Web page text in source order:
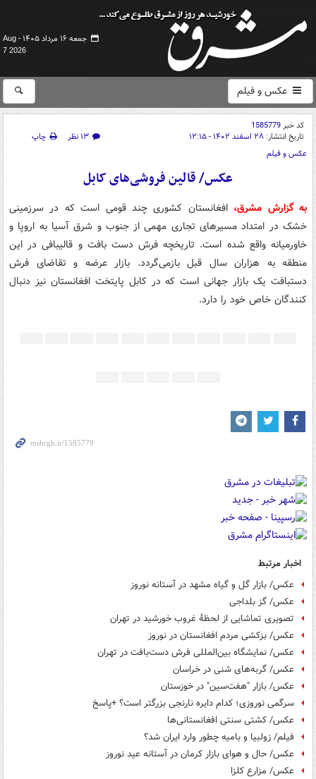
جمعه ۱۶ مرداد ۱۴۰۵ -
Aug
7 2026
عکس و فیلم
کد خبر1585779
تاریخ انتشار: ۲۸ اسفند ۱۴۰۲ - ۱۲:۱۵ ۱۳ نظر
چاپ
عکس و فیلم
عکس/ قالین فروشی‌های کابل
به گزارش مشرق، افغانستان کشوری چند قومی است که در سرزمینی
خشک در امتداد مسیرهای تجاری مهمی از جنوب و شرق آسیا به اروپا و
خاورمیانه واقع شده است. تاریخچه فرش دست بافت و قالیبافی در این
منطقه به هزاران سال قبل بازمی‌گردد. بازار عرضه و تقاضای فرش
دستبافت یک بازار جهانی است که در کابل پایتخت افغانستان نیز دنبال
کنندگان خاص خود را دارد.
اخبار مرتبط
عکس/ بازار گل و گیاه مشهد در آستانه نوروز
عکس/ گز بلداجی
تصویری تماشایی از لحظۀ غروب خورشید در تهران
عکس/ بزکشی مردم افغانستان در نوروز
عکس/ نمایشگاه بین‌المللی فرش دست‌بافت در تهران
عکس/ گربه‌های شنی در خراسان
عکس/ بازار "هفت‌سین" در خوزستان
سرگمی نوروزی؛ کدام دایره نارنجی بزرگتر است؟ +پاسخ
عکس/ کشتی سنتی افغانستانی‌ها
فیلم/ زولبیا و بامیه چطور وارد ایران شد؟
عکس/ حال و هوای بازار کرمان در آستانه عید نوروز
عکس/ مزارع کلزا